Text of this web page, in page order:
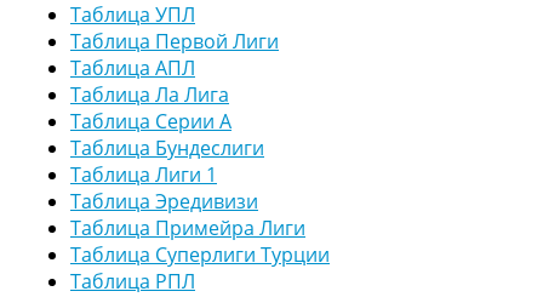
Таблица УПЛ
Таблица Первой Лиги
Таблица АПЛ
Таблица Ла Лига
Таблица Серии А
Таблица Бундеслиги
Таблица Лиги 1
Таблица Эредивизи
Таблица Примейра Лиги
Таблица Суперлиги Турции
Таблица РПЛ